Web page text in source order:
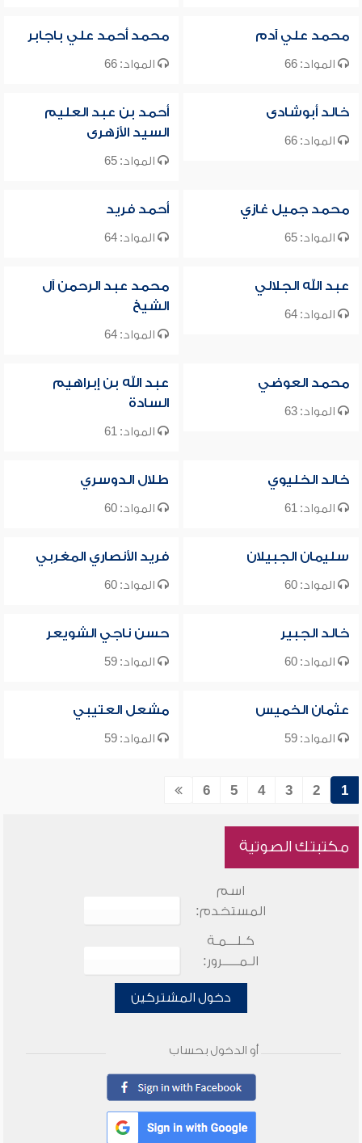
محمد علي آدم
المواد: 66
محمد أحمد علي باجابر
المواد: 66
خالد أبوشادى
المواد: 66
أحمد بن عبد العليم
السيد الأزهرى
المواد: 65
محمد جميل غازي
المواد: 65
أحمد فريد
المواد: 64
عبد الله الجلالي
المواد: 64
محمد عبد الرحمن آل
الشيخ
المواد: 64
محمد العوضي
المواد: 63
عبد الله بن إبراهيم
السادة
المواد: 61
خالد الخليوي
المواد: 61
طلال الدوسري
المواد: 60
سليمان الجبيلان
المواد: 60
فريد الأنصاري المغربي
المواد: 60
خالد الجبير
المواد: 60
حسن ناجي الشويعر
المواد: 59
عثمان الخميس
المواد: 59
مشعل العتيبي
المواد: 59
1
2
3
4
5
6
مكتبتك الصوتية
اسم
المستخدم:
كـلـــمـة
الـمـــــرور:
دخول المشتركين
أو الدخول بحساب